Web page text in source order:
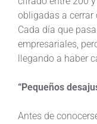
obligadas a cerrar
Cada día que
empresariales,
llegando a haber
“Pequeños
Antes de